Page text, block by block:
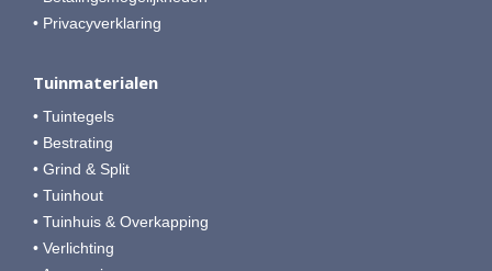
• Privacyverklaring
Tuinmaterialen
• Tuintegels
• Bestrating
• Grind & Split
• Tuinhout
• Tuinhuis & Overkapping
• Verlichting